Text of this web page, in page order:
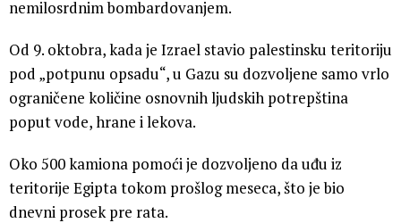
nemilosrdnim bombardovanjem.
Od 9. oktobra, kada je Izrael stavio palestinsku teritoriju
pod „potpunu opsadu“, u Gazu su dozvoljene samo vrlo
ograničene količine osnovnih ljudskih potrepština
poput vode, hrane i lekova.
Oko 500 kamiona pomoći je dozvoljeno da uđu iz
teritorije Egipta tokom prošlog meseca, što je bio
dnevni prosek pre rata.